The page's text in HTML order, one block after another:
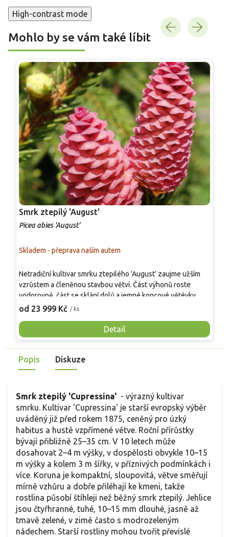
High-contrast mode
Mohlo by se vám také líbit
Smrk ztepilý 'August'
Picea abies 'August'
Skladem - přeprava naším autem
od 23 999 Kč / ks
Detail
Netradiční kultivar smrku ztepilého 'August' zaujme užším
vzrůstem a členěnou stavbou větví. Část výhonů roste
vodorovně, část se sklání dolů a jemné koncové větévky
převisají, takže strom působí vzdušněji než běžný smrk.
jehlice jsou svěže až sytě zelené a pichlavé. U starších
rostlin se objevují delší převislé šišky, mladé růžové až
narůžověle purpurové, při dozrávání hnědé. Hodí se jako
solitéra do větších zahrad a parků.
Popis Diskuze
Smrk ztepilý 'Cupressina' - výrazný kultivar
smrku. Kultivar 'Cupressina' je starší evropský výběr
uváděný již před rokem 1875, ceněný pro úzký
habitus a hustě vzpřímené větve. Roční přírůstky
bývají přibližně 25–35 cm. V 10 letech může
dosahovat 2–4 m výšky, v dospělosti obvykle 10–15
m výšky a kolem 3 m šířky, v příznivých podmínkách i
více. Koruna je kompaktní, sloupovitá, větve směřují
mírně vzhůru a dobře přiléhají ke kmeni, takže
rostlina působí štíhleji než běžný smrk ztepilý. Jehlice
jsou čtyřhranné, tuhé, 10–15 mm dlouhé, jasně až
tmavě zelené, v zimě často s modrozeleným
nádechem. Starší rostliny mohou tvořit převislé